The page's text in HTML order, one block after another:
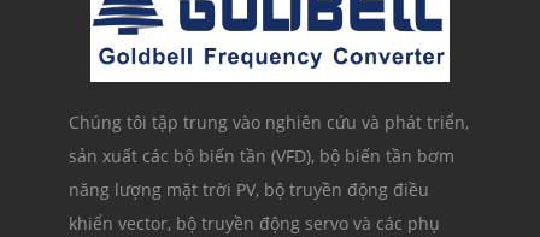
Chúng tôi tập trung vào nghiên cứu và phát triển,
sản xuất các bộ biến tần (VFD), bộ biến tần bơm
năng lượng mặt trời PV, bộ truyền động điều
khiển vector, bộ truyền động servo và các phụ